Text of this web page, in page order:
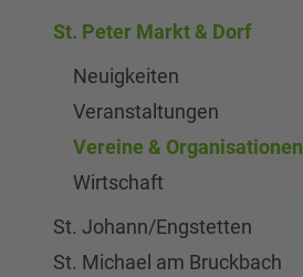
St. Peter Markt & Dorf
Neuigkeiten
Veranstaltungen
Vereine & Organisationen
Wirtschaft
St. Johann/Engstetten
St. Michael am Bruckbach